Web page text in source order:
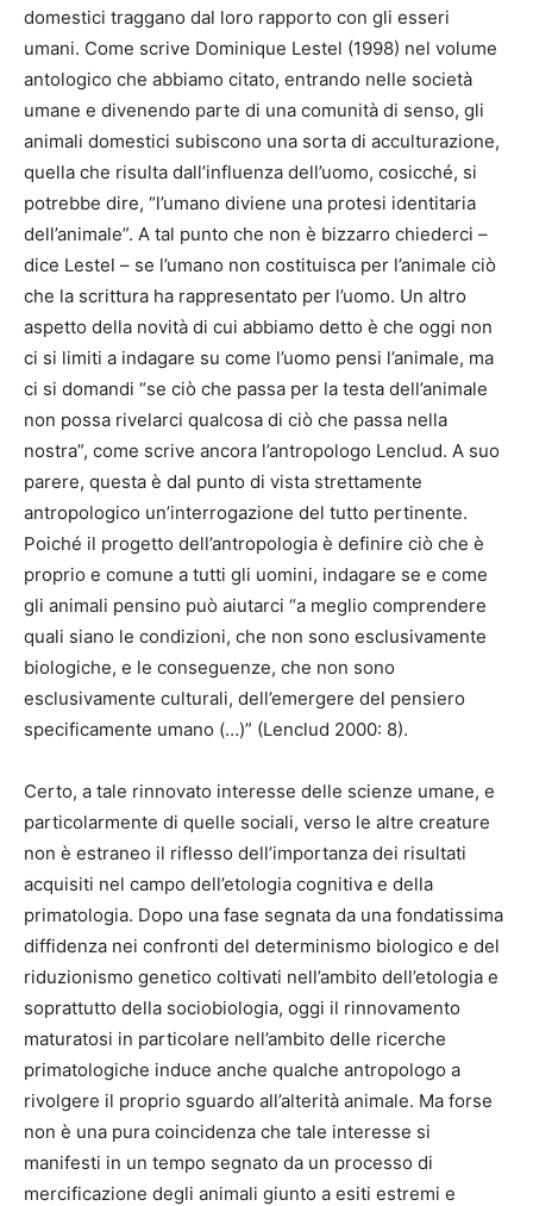
domestici traggano dal loro rapporto con gli esseri
umani. Come scrive Dominique Lestel (1998) nel volume
antologico che abbiamo citato, entrando nelle società
umane e divenendo parte di una comunità di senso, gli
animali domestici subiscono una sorta di acculturazione,
quella che risulta dall’influenza dell’uomo, cosicché, si
potrebbe dire, “l’umano diviene una protesi identitaria
dell’animale”. A tal punto che non è bizzarro chiederci –
dice Lestel – se l’umano non costituisca per l’animale ciò
che la scrittura ha rappresentato per l’uomo. Un altro
aspetto della novità di cui abbiamo detto è che oggi non
ci si limiti a indagare su come l’uomo pensi l’animale, ma
ci si domandi “se ciò che passa per la testa dell’animale
non possa rivelarci qualcosa di ciò che passa nella
nostra”, come scrive ancora l’antropologo Lenclud. A suo
parere, questa è dal punto di vista strettamente
antropologico un’interrogazione del tutto pertinente.
Poiché il progetto dell’antropologia è definire ciò che è
proprio e comune a tutti gli uomini, indagare se e come
gli animali pensino può aiutarci “a meglio comprendere
quali siano le condizioni, che non sono esclusivamente
biologiche, e le conseguenze, che non sono
esclusivamente culturali, dell’emergere del pensiero
specificamente umano (…)” (Lenclud 2000: 8).
Certo, a tale rinnovato interesse delle scienze umane, e
particolarmente di quelle sociali, verso le altre creature
non è estraneo il riflesso dell’importanza dei risultati
acquisiti nel campo dell’etologia cognitiva e della
primatologia. Dopo una fase segnata da una fondatissima
diffidenza nei confronti del determinismo biologico e del
riduzionismo genetico coltivati nell’ambito dell’etologia e
soprattutto della sociobiologia, oggi il rinnovamento
maturatosi in particolare nell’ambito delle ricerche
primatologiche induce anche qualche antropologo a
rivolgere il proprio sguardo all’alterità animale. Ma forse
non è una pura coincidenza che tale interesse si
manifesti in un tempo segnato da un processo di
mercificazione degli animali giunto a esiti estremi e